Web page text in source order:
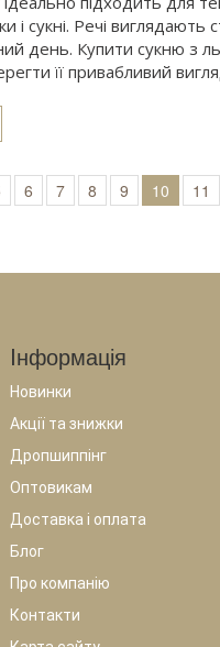
і сукні. Речі
день. Купити сукню з
її привабливий
6 7 8 9 10 11
Iнформація
Новинки
Акції та знижки
Дропшиппінг
Оптовикам
Доставка і оплата
Блог
Про компанію
Контакти